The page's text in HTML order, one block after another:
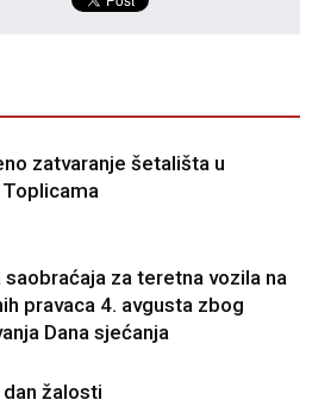
zatvaranje šetališta u
saobraćaja za teretna vozila na
pravaca 4. avgusta zbog
Dana sjećanja
dan žalosti